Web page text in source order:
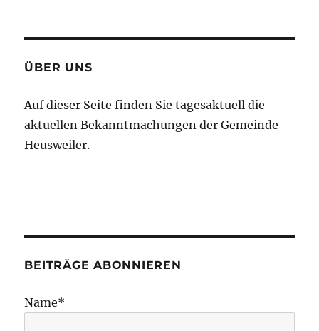
ÜBER UNS
Auf dieser Seite finden Sie tagesaktuell die
aktuellen Bekanntmachungen der Gemeinde
Heusweiler.
BEITRÄGE ABONNIEREN
Name*